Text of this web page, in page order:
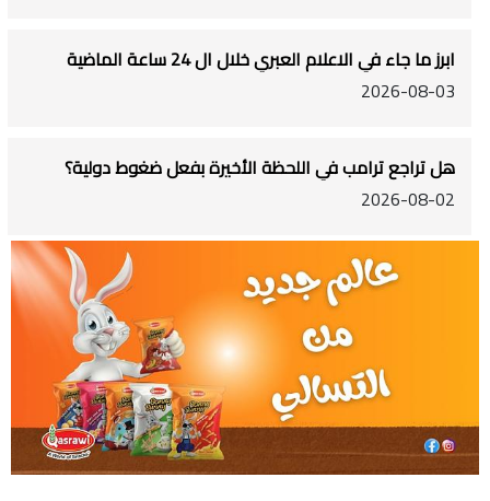
ابرز ما جاء في الاعلام العبري خلال ال 24 ساعة الماضية
2026-08-03
هل تراجع ترامب في اللحظة الأخيرة بفعل ضغوط دولية؟
2026-08-02